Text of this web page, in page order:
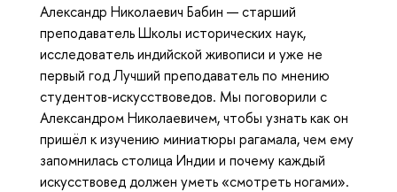
Александр Николаевич Бабин — старший
преподаватель Школы исторических наук,
исследователь индийской живописи и уже не
первый год Лучший преподаватель по мнению
студентов-искусствоведов. Мы поговорили с
Александром Николаевичем, чтобы узнать как он
пришёл к изучению миниатюры рагамала, чем ему
запомнилась столица Индии и почему каждый
искусствовед должен уметь «смотреть ногами».